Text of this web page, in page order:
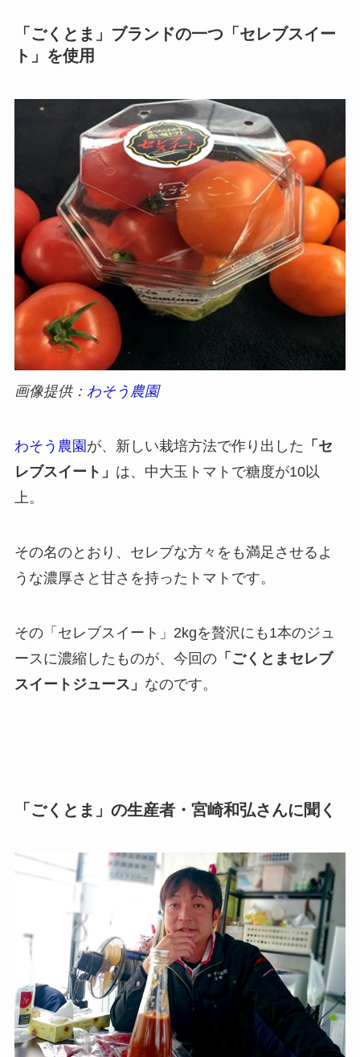
「ごくとま」ブランドの一つ「セレブスイー
ト」を使用
画像提供： わそう農園
わそう農園 が、新しい栽培方法で作り出した 「セ
レブスイート」 は、中大玉トマトで糖度が10以
上。
その名のとおり、セレブな方々をも満足させるよ
うな濃厚さと甘さを持ったトマトです。
その「セレブスイート」2kgを贅沢にも1本のジュ
ースに濃縮したものが、今回の「ごくとまセレブ
スイートジュース」 なのです。
「ごくとま」の生産者・宮崎和弘さんに聞く